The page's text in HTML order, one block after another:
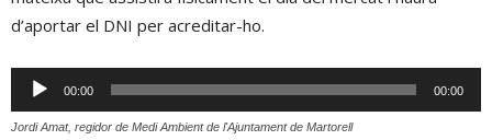
d’aportar el DNI per acreditar-ho.
Reproductor
d'àudio
00:00 00:00
Jordi Amat, regidor de Medi Ambient de l'Ajuntament de Martorell